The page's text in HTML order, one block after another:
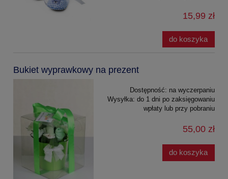
15,99 zł
do koszyka
Bukiet wyprawkowy na prezent
Dostępność: na wyczerpaniu
Wysyłka: do 1 dni po zaksięgowaniu
wpłaty lub przy pobraniu
55,00 zł
do koszyka